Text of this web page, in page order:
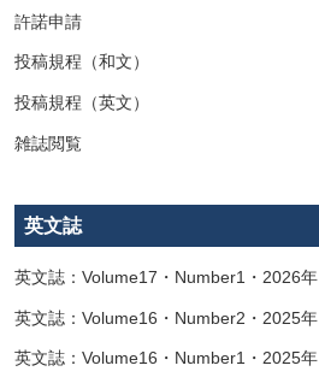
許諾申請
投稿規程（和文）
投稿規程（英文）
雑誌閲覧
英文誌
英文誌：Volume17・Number1・2026年
英文誌：Volume16・Number2・2025年
英文誌：Volume16・Number1・2025年